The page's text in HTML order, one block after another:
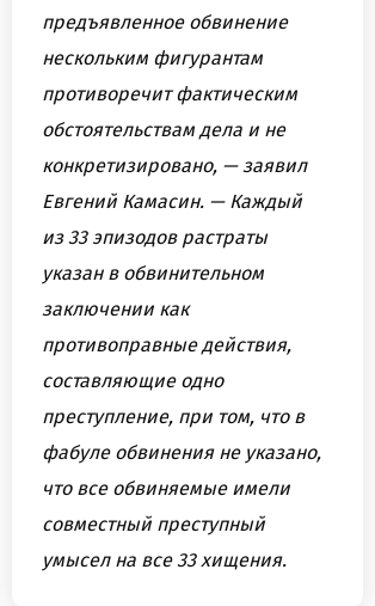
предъявленное обвинение
нескольким фигурантам
противоречит фактическим
обстоятельствам дела и не
конкретизировано, — заявил
Евгений Камасин. — Каждый
из 33 эпизодов растраты
указан в обвинительном
заключении как
противоправные действия,
составляющие одно
преступление, при том, что в
фабуле обвинения не указано,
что все обвиняемые имели
совместный преступный
умысел на все 33 хищения.